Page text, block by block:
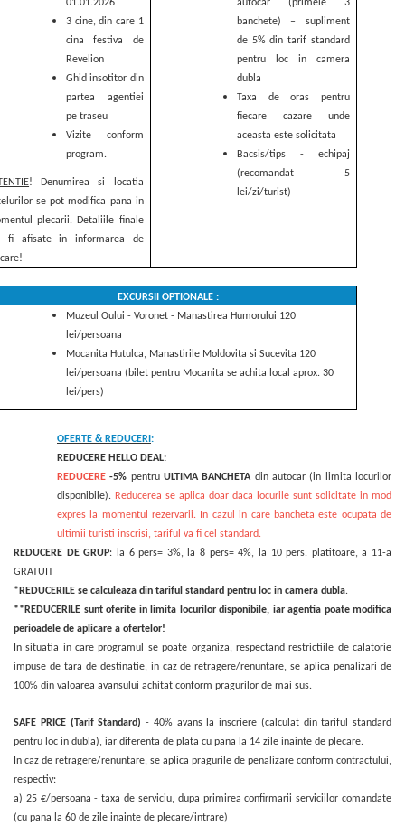
01.01.2026
3 cine, din care 1
cina festiva de
Revelion
Ghid insotitor din
partea agentiei
pe traseu
Vizite conform
program.
! Denumirea si locatia
se pot modifica pana in
plecarii. Detaliile finale
fi afisate in informarea de
autocar (primele 3
banchete) – supliment
de 5% din tarif standard
pentru loc in camera
dubla
Taxa de oras pentru
fiecare cazare unde
aceasta este solicitata
Bacsis/tips - echipaj
(recomandat 5
lei/zi/turist)
EXCURSII OPTIONALE :
Muzeul Oului - Voronet - Manastirea Humorului 120
lei/persoana
Mocanita Hutulca, Manastirile Moldovita si Sucevita 120
lei/persoana (bilet pentru Mocanitase achita local aprox. 30
lei/pers)
OFERTE & REDUCERI :
REDUCERE HELLO DEAL:
REDUCERE -5% pentruULTIMA BANCHETA din autocar (in limita locurilor
disponibile). Reducerea se aplica doar daca locurile sunt solicitate in mod
expres la momentul rezervarii. In cazul in care bancheta este ocupata de
ultimii turisti inscrisi, tariful va fi cel standard.
REDUCERE DE GRUP: la 6 pers= 3%, la 8 pers= 4%, la 10 pers. platitoare, a 11-a
GRATUIT
*REDUCERILE se calculeaza din tariful standard pentru loc in camera dubla.
**REDUCERILE sunt oferite in limita locurilor disponibile, iar agentia poate modifica
perioadele de aplicare a ofertelor!
In situatia in care programul se poate organiza, respectand restrictiile de calatorie
impuse de tara de destinatie, in caz de retragere/renuntare, se aplica penalizari de
100% din valoarea avansului achitat conform pragurilor de mai sus.
SAFE PRICE (Tarif Standard) - 40% avans la inscriere (calculat din tariful standard
pentru loc in dubla), iar diferenta de plata cu pana la 14 zile inainte de plecare.
In caz de retragere/renuntare, se aplica pragurile de penalizare conform contractului,
respectiv:
a) 25 €/persoana - taxa de serviciu, dupa primirea confirmarii serviciilor comandate
(cu pana la 60 de zile inainte de plecare/intrare)